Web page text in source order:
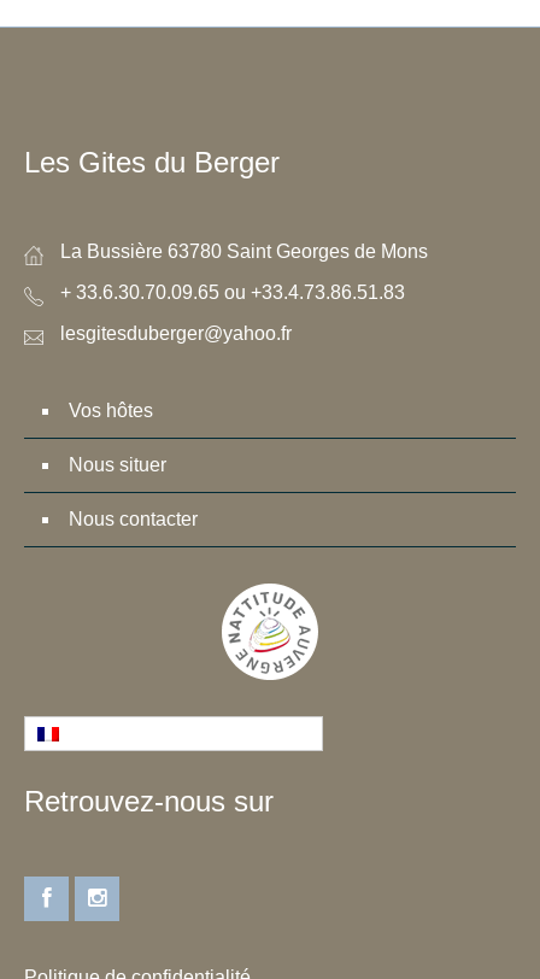
Les Gites du Berger
La Bussière 63780 Saint Georges de Mons
+ 33.6.30.70.09.65 ou +33.4.73.86.51.83
lesgitesduberger@yahoo.fr
Vos hôtes
Nous situer
Nous contacter
Retrouvez-nous sur